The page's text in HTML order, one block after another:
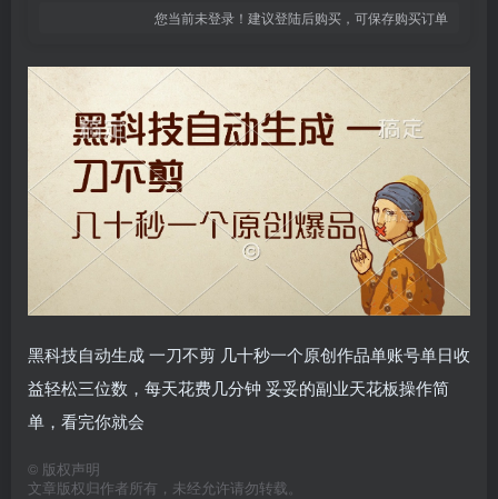
您当前未登录！建议登陆后购买，可保存购买订单
黑科技自动生成 一刀不剪 几十秒一个原创作品单账号单日收
益轻松三位数，每天花费几分钟 妥妥的副业天花板操作简
单，看完你就会
© 版权声明
文章版权归作者所有，未经允许请勿转载。